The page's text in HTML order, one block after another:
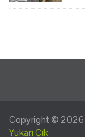
Copyright © 2026
Yukarı Çık